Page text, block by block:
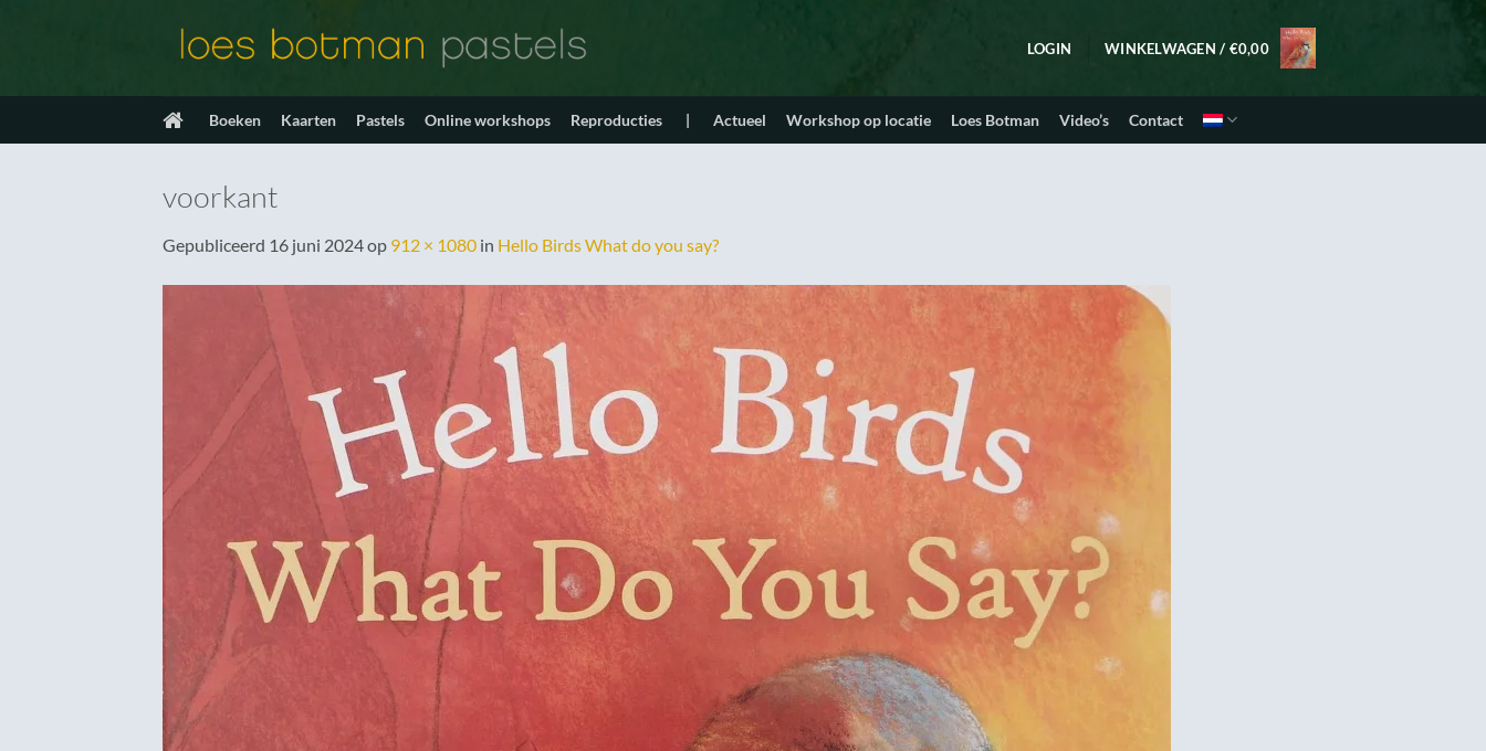
LOGIN WINKELWAGEN / €0,00
Boeken Kaarten Pastels Online workshops Reproducties | Actueel Workshop op locatie Loes Botman Video’s Contact
voorkant
Gepubliceerd 16 juni 2024op 912 × 1080 in Hello Birds What do you say?